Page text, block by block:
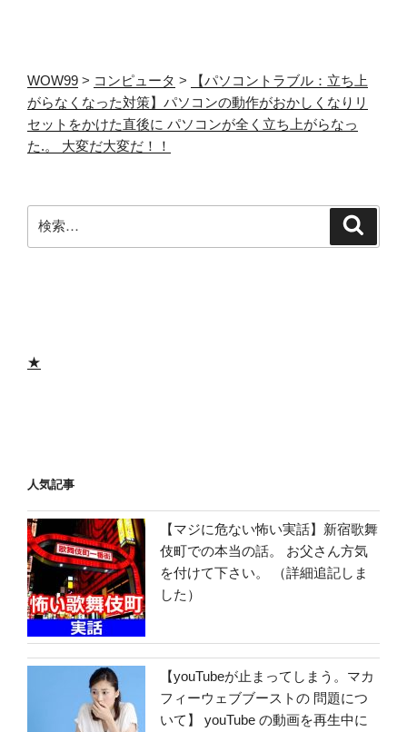
WOW99 > コンピュータ >
【パソコントラブル：立ち上
がらなくなった対策】パソコンの動作がおかしくなりリ
セットをかけた直後に パソコンが全く立ち上がらなっ
た.。 大変だ大変だ！！
検
索:
★
人気記事
【マジに危ない怖い実話】新宿歌舞
伎町での本当の話。 お父さん方気
を付けて下さい。 （詳細追記しま
した）
【youTubeが止まってしまう。マカ
フィーウェブブーストの 問題につ
いて】 youTube の動画を再生中に